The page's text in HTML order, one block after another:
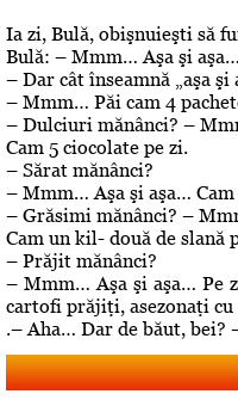
Ia zi, Bulă, obişnuieşti să
Bulă: – Mmm… Aşa şi aşa…
– Dar cât înseamnă „aşa şi
– Mmm… Păi cam 4
– Dulciuri mănânci? –
Cam 5 ciocolate pe zi.
– Sărat mănânci?
– Mmm… Aşa şi aşa…
– Grăsimi mănânci? –
Cam un kil- două de slană
– Prăjit mănânci?
– Mmm… Aşa şi aşa… Pe
cartofi prăjiţi, asezonaţi
.– Aha… Dar de băut, bei?